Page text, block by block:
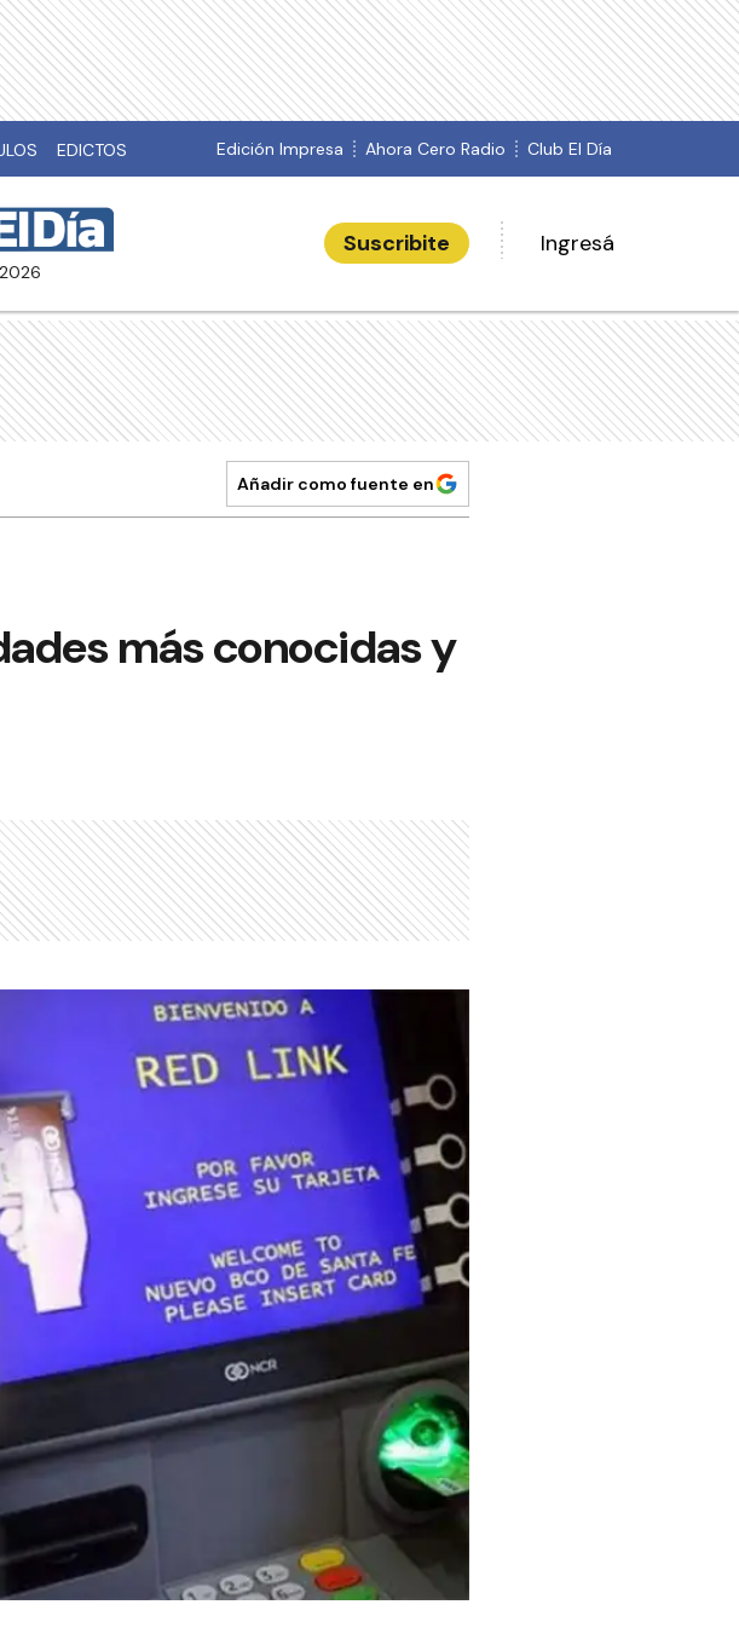
EDICTOS Edición Impresa Ahora Cero Radio Club El Día
Suscribite Ingresá
Añadir como fuente en
más conocidas y